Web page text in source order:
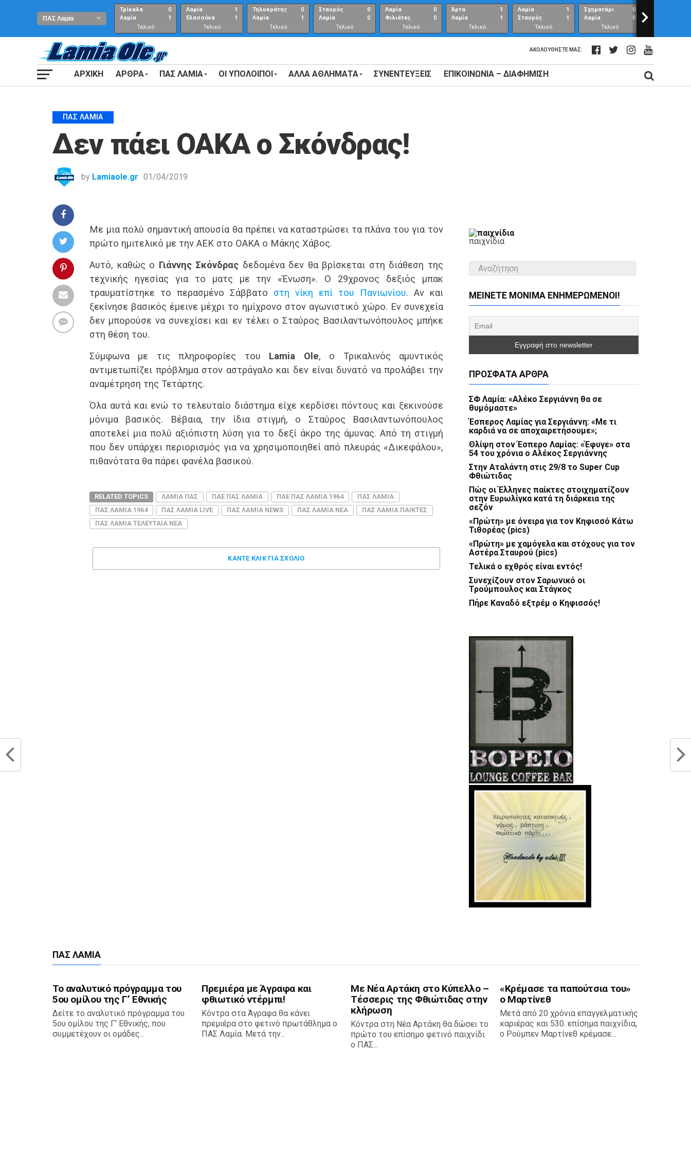
Τρίκαλα
Λαμία
0
1
Τελικό
αποτέλεσμα
Λαμία
Ελασσόνα
1
1
Τελικό
Αποτέλεσμα
Τηλυκράτης
Λαμία
0
1
Τελικό
αποτέλεσμα
Σταυρός
Λαμία
0
0
Τελικό
αποτέλεσμα
Λαμία
Φιλιάτες
0
0
Τελικό
Αποτέλεσμα
Άρτα
Λαμία
1
1
Τελικό
αποτέλεσμα
Λαμία
Σταυρός
1
1
Τελικό
αποτέλεσμα
Σχηματάρι
Λαμία
0
0
Τελικό
αποτέλεσμα
>
ΑΚΟΛΟΥΘΉΣΤΕ ΜΑΣ:
ΑΡΧΙΚΗ ΑΡΘΡΑ ΠΑΣ ΛΑΜΙΑ ΟΙ ΥΠΟΛΟΙΠΟΙ ΑΛΛΑ ΑΘΛΗΜΑΤΑ ΣΥΝΕΝΤΕΎΞΕΙΣ ΕΠΙΚΟΙΝΩΝΊΑ – ΔΙΑΦΉΜΙΣΗ
ΠΑΣ ΛΑΜΊΑ
Δεν πάει ΟΑΚΑ ο Σκόνδρας!
by Lamiaole.gr 01/04/2019
Με μια πολύ σημαντική απουσία θα πρέπει να καταστρώσει τα πλάνα του για τον
πρώτο ημιτελικό με την ΑΕΚ στο ΟΑΚΑ ο Μάκης Χάβος.
Αυτό, καθώς ο Γιάννης Σκόνδρας δεδομένα δεν θα βρίσκεται στη διάθεση της
τεχνικής ηγεσίας για το ματς με την «Ένωση». Ο 29χρονος δεξιός μπακ
τραυματίστηκε το περασμένο Σάββατο στη νίκη επί του Πανιωνίου. Αν και
ξεκίνησε βασικός έμεινε μέχρι το ημίχρονο στον αγωνιστικό χώρο. Εν συνεχεία
δεν μπορούσε να συνεχίσει και εν τέλει ο Σταύρος Βασιλαντωνόπουλος μπήκε
στη θέση του.
Σύμφωνα με τις πληροφορίες του Lamia Ole, ο Τρικαλινός αμυντικός
αντιμετωπίζει πρόβλημα στον αστράγαλο και δεν είναι δυνατό να προλάβει την
αναμέτρηση της Τετάρτης.
Όλα αυτά και ενώ το τελευταίο διάστημα είχε κερδίσει πόντους και ξεκινούσε
μόνιμα βασικός. Βέβαια, την ίδια στιγμή, ο Σταύρος Βασιλαντωνόπουλος
αποτελεί μια πολύ αξιόπιστη λύση για το δεξί άκρο της άμυνας. Από τη στιγμή
που δεν υπάρχει περιορισμός για να χρησιμοποιηθεί από πλευράς «Δικεφάλου»,
πιθανότατα θα πάρει φανέλα βασικού.
RELATED TOPICS ΛΑΜΙΑ ΠΑΣ ΠΑΕ ΠΑΣ ΛΑΜΙΑ ΠΑΕ ΠΑΣ ΛΑΜΙΑ 1964
ΠΑΣ ΛΑΜΙΑ
ΠΑΣ ΛΑΜΙΑ 1964
ΠΑΣ ΛΑΜΙΑ LIVE ΠΑΣ ΛΑΜΙΑ NEWS ΠΑΣ ΛΑΜΙΑ ΝΕΑ
ΠΑΣ ΛΑΜΙΑ ΠΑΙΚΤΕΣ
ΠΑΣ ΛΑΜΙΑ ΤΕΛΕΥΤΑΙΑ ΝΕΑ
ΚΑΝΤΕ ΚΛΊΚ ΓΙΑ ΣΧΌΛΙΟ
παιχνίδια
ΜΕΊΝΕΤΕ ΜΌΝΙΜΑ ΕΝΗΜΕΡΏΜΕΝΟΙ!
ΠΡΌΣΦΑΤΑ ΆΡΘΡΑ
ΣΦ Λαμία: «Αλέκο Σεργιάννη θα σε
θυμόμαστε»
Έσπερος Λαμίας για Σεργιάννη: «Με τι
καρδιά να σε αποχαιρετήσουμε»;
Θλίψη στον Έσπερο Λαμίας: «Έφυγε» στα
54 του χρόνια ο Αλέκος Σεργιάννης
Στην Αταλάντη στις 29/8 το Super Cup
Φθιώτιδας
Πώς οι Έλληνες παίκτες στοιχηματίζουν
στην Ευρωλίγκα κατά τη διάρκεια της
σεζόν
«Πρώτη» με όνειρα για τον Κηφισσό Κάτω
Τιθορέας (pics)
«Πρώτη» με χαμόγελα και στόχους για τον
Αστέρα Σταυρού (pics)
Τελικά ο εχθρός είναι εντός!
Συνεχίζουν στον Σαρωνικό οι
Τρούμπουλος και Στάγκος
Πήρε Καναδό εξτρέμ ο Κηφισσός!
ΠΑΣ ΛΑΜΊΑ
Το αναλυτικό πρόγραμμα του
5ου ομίλου της Γ’ Εθνικής
Δείτε το αναλυτικό πρόγραμμα του
5ου ομίλου της Γ’ Εθνικής, που
συμμετέχουν οι ομάδες...
Πρεμιέρα με Άγραφα και
φθιωτικό ντέρμπι!
Κόντρα στα Άγραφα θα κάνει
πρεμιέρα στο φετινό πρωτάθλημα ο
ΠΑΣ Λαμία. Μετά την...
Με Νέα Αρτάκη στο Κύπελλο –
Τέσσερις της Φθιώτιδας στην
κλήρωση
Κόντρα στη Νέα Αρτάκη θα δώσει το
πρώτο του επίσημο φετινό παιχνίδι
ο ΠΑΣ...
«Κρέμασε τα παπούτσια του»
ο Μαρτίνεθ
Μετά από 20 χρόνια επαγγελματικής
καριέρας και 530. επίσημα παιχνίδια,
ο Ρούμπεν Μαρτίνεθ κρέμασε...